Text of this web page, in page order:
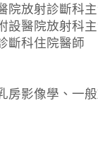
院放射診斷科
設醫院放射科
斷科住院醫師
房影像學、一